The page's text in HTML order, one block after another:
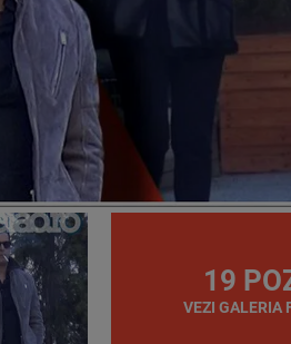
19
VEZI GALERIA